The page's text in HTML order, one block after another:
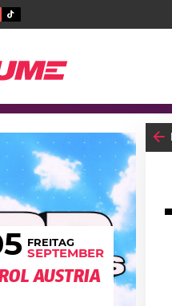
FREITAG
SEPTEMBER
AUSTRIA